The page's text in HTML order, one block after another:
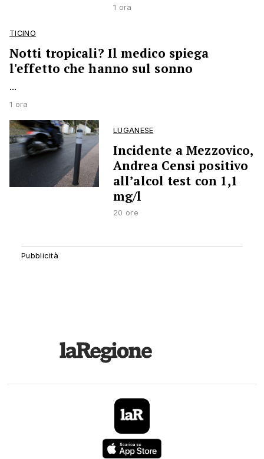
1 ora
TICINO
Notti tropicali? Il medico spiega
l'effetto che hanno sul sonno
...
1 ora
LUGANESE
Incidente a Mezzovico,
Andrea Censi positivo
all’alcol test con 1,1
mg/l
20 ore